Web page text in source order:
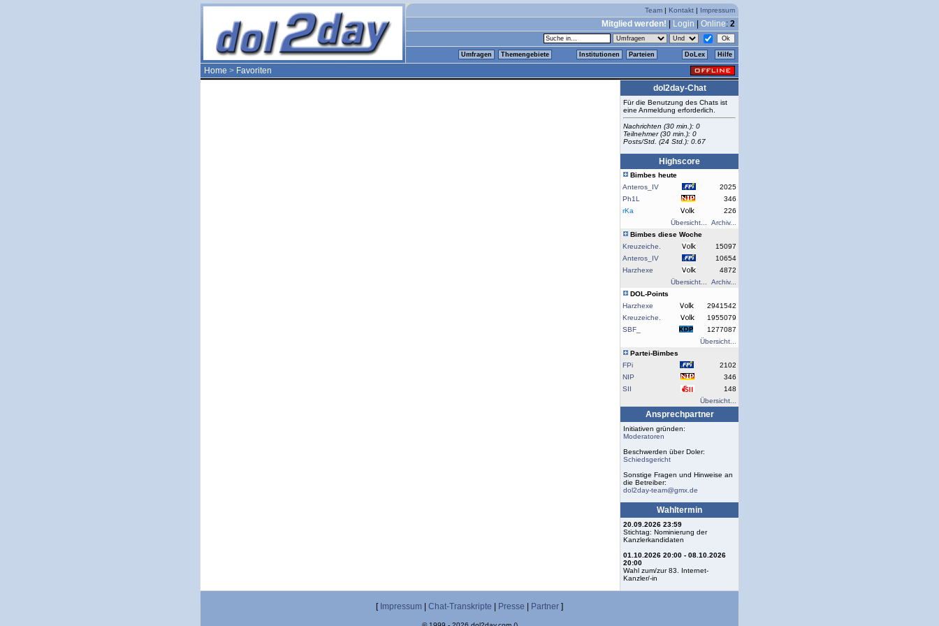
Team | Kontakt | Impressum
Mitglied werden! Login Online: 2
Umfragen Themengebiete Institutionen Parteien DoLex Hilfe
Home > Favoriten
dol2day-Chat
Für die Benutzung des Chats ist
eine Anmeldung erforderlich.
Nachrichten (30 min.): 0
Teilnehmer (30 min.): 0
Posts/Std. (24 Std.): 0.67
Highscore
Bimbes heute
Anteros_IV
2025
Ph1L
346
rKa
226
Übersicht...
Archiv...
Bimbes diese Woche
Kreuzeiche.
15097
Anteros_IV
10654
Harzhexe
4872
Übersicht...
Archiv...
DOL-Points
Harzhexe
2941542
Kreuzeiche.
1955079
SBF_
1277087
Übersicht...
Partei-Bimbes
FPi
2102
NIP
346
SII
148
Übersicht...
Ansprechpartner
Initiativen gründen:
Moderatoren
Beschwerden über Doler:
Schiedsgericht
Sonstige Fragen und Hinweise an
die Betreiber:
dol2day-team@gmx.de
Wahltermin
20.09.2026 23:59
Stichtag: Nominierung der
Kanzlerkandidaten
01.10.2026 20:00 - 08.10.2026
20:00
Wahl zum/zur 83. Internet-
Kanzler/-in
[ Impressum Chat-Transkripte Presse Partner ]